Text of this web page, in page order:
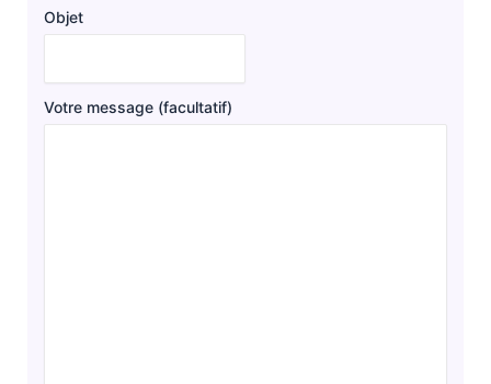
Objet
Votre message (facultatif)